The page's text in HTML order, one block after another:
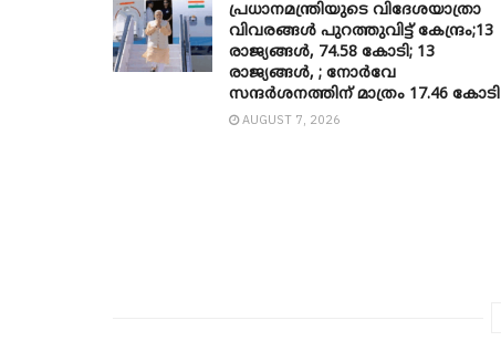
പ്രധാനമന്ത്രിയുടെ വിദേശയാത്രാ
വിവരങ്ങൾ പുറത്തുവിട്ട് കേന്ദ്രം;13
രാജ്യങ്ങൾ, 74.58 കോടി; 13
രാജ്യങ്ങൾ, ; നോർവേ
സന്ദർശനത്തിന് മാത്രം 17.46 കോടി
AUGUST 7, 2026